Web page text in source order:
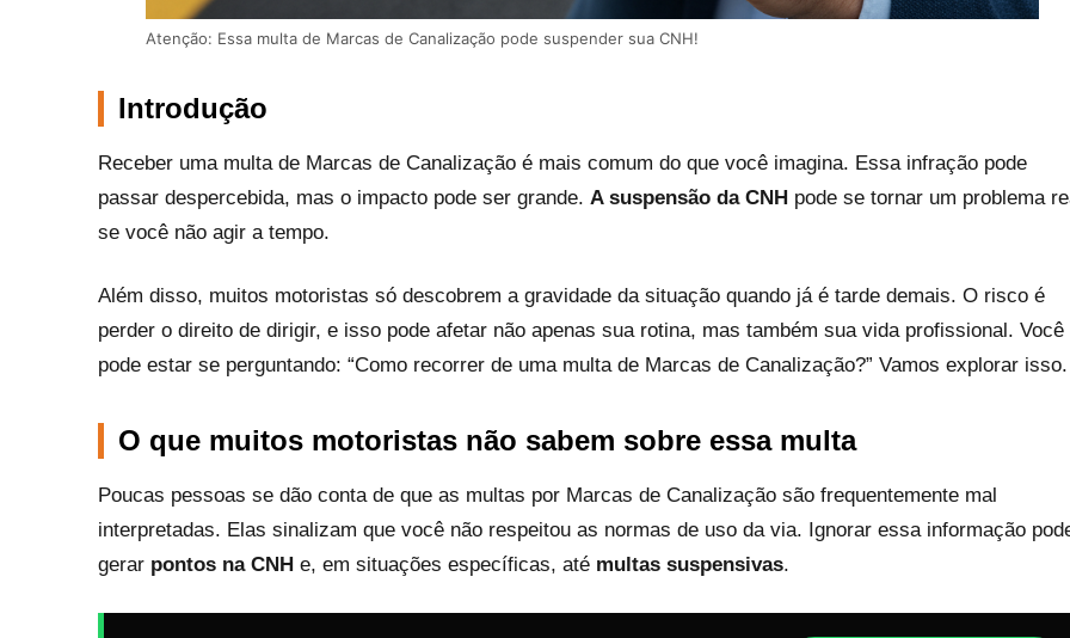
Atenção: Essa multa de Marcas de Canalização pode suspender sua CNH!
Introdução
Receber uma multa de Marcas de Canalização é mais comum do que você imagina. Essa infração pode
passar despercebida, mas o impacto pode ser grande. A suspensão da CNH pode se tornar um problema
se você não agir a tempo.
Além disso, muitos motoristas só descobrem a gravidade da situação quando já é tarde demais. O risco é
perder o direito de dirigir, e isso pode afetar não apenas sua rotina, mas também sua vida profissional. Você
pode estar se perguntando: “Como recorrer de uma multa de Marcas de Canalização?” Vamos explorar isso.
O que muitos motoristas não sabem sobre essa multa
Poucas pessoas se dão conta de que as multas por Marcas de Canalização são frequentemente mal
interpretadas. Elas sinalizam que você não respeitou as normas de uso da via. Ignorar essa informação
gerar pontos na CNH e, em situações específicas, até multas suspensivas.